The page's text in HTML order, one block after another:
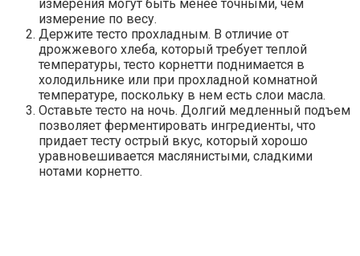
измерения могут быть менее точными, чем
измерение по весу.
Держите тесто прохладным. В отличие от
дрожжевого хлеба, который требует теплой
температуры, тесто корнетти поднимается в
холодильнике или при прохладной комнатной
температуре, поскольку в нем есть слои масла.
Оставьте тесто на ночь. Долгий медленный подъем
позволяет ферментировать ингредиенты, что
придает тесту острый вкус, который хорошо
уравновешивается маслянистыми, сладкими
нотами корнетто.